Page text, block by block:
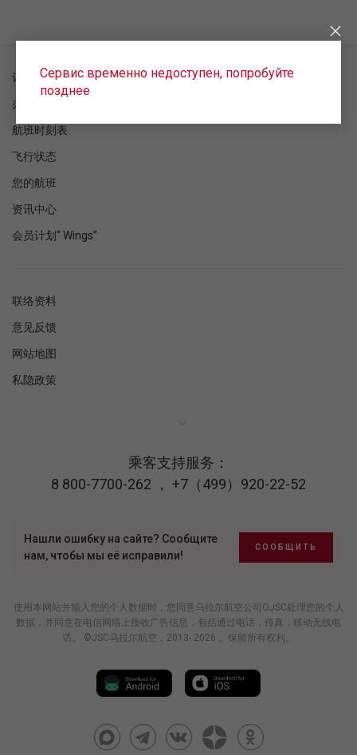
Сервис временно недоступен, попробуйте
позднее
订单检查
办理登机手续
航班时刻表
飞行状态
您的航班
资讯中心
会员计划“ Wings”
联络资料
意见反馈
网站地图
私隐政策
乘客支持服务：
8 800-7700-262 ， +7（499）920-22-52
Нашли ошибку на сайте? Сообщите
нам, чтобы мы её исправили!
СООБЩИТЬ
使用本网站并输入您的个人数据时，您同意乌拉尔航空公司OJSC处理您的个人
数据，并同意在电信网络上接收广告信息，包括通过电话，传真，移动无线电
话。 ©JSC乌拉尔航空，2013- 2026 。保留所有权利。